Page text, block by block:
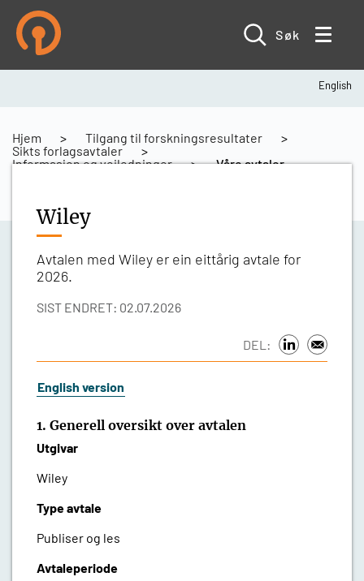
hovedinnhold
Søk
English
Navigasjonssti
Hjem
Tilgang til forskningsresultater
Sikts forlagsavtaler
Informasjon og veiledninger
Våre avtaler
Wiley
Avtalen med Wiley er ein eittårig avtale for
2026.
SIST ENDRET: 02.07.2026
DEL:
English version
1. Generell oversikt over avtalen
Utgivar
Wiley
Type avtale
Publiser og les
Avtaleperiode